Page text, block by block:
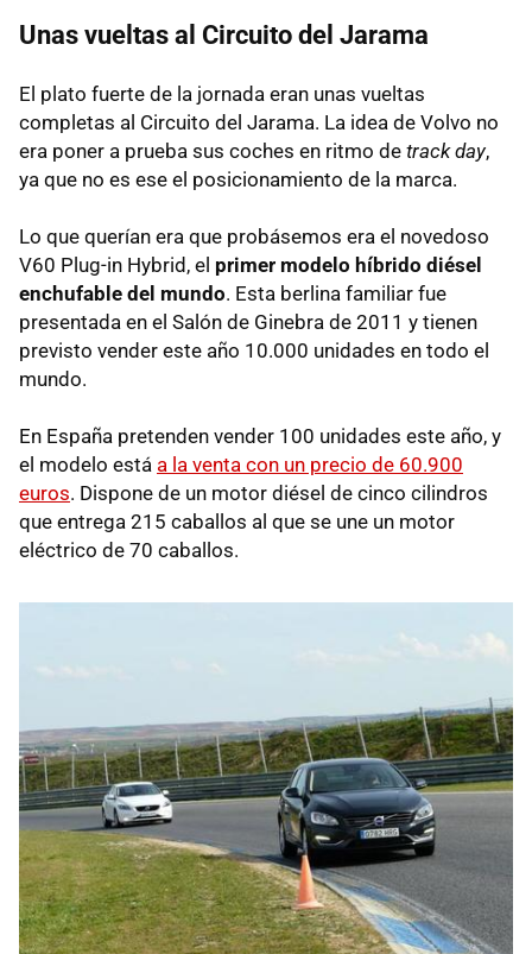
Unas vueltas al Circuito del Jarama
El plato fuerte de la jornada eran unas vueltas
completas al Circuito del Jarama. La idea de Volvo no
era poner a prueba sus coches en ritmo de track day,
ya que no es ese el posicionamiento de la marca.
Lo que querían era que probásemos era el novedoso
V60 Plug-in Hybrid, el primer modelo híbrido diésel
enchufable del mundo. Esta berlina familiar fue
presentada en el Salón de Ginebra de 2011 y tienen
previsto vender este año 10.000 unidades en todo el
mundo.
En España pretenden vender 100 unidades este año, y
el modelo está a la venta con un precio de 60.900
euros. Dispone de un motor diésel de cinco cilindros
que entrega 215 caballos al que se une un motor
eléctrico de 70 caballos.